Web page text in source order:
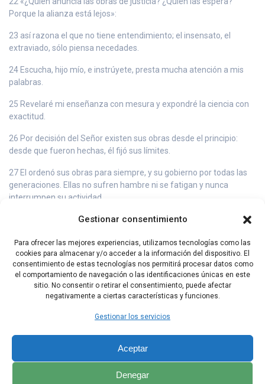
Gestionar consentimiento
Para ofrecer las mejores experiencias, utilizamos tecnologías como las
cookies para almacenar y/o acceder a la información del dispositivo. El
consentimiento de estas tecnologías nos permitirá procesar datos como
el comportamiento de navegación o las identificaciones únicas en este
sitio. No consentir o retirar el consentimiento, puede afectar
negativamente a ciertas características y funciones.
Gestionar los servicios
Aceptar
Denegar
Porque la alianza está lejos»:
23 así razona el que no tiene entendimiento; el insensato, el
extraviado, sólo piensa necedades.
24 Escucha, hijo mío, e instrúyete, presta mucha atención a mis
palabras.
25 Revelaré mi enseñanza con mesura y expondré la ciencia con
exactitud.
26 Por decisión del Señor existen sus obras desde el principio:
desde que fueron hechas, él fijó sus límites.
27 El ordenó sus obras para siempre, y su gobierno por todas las
generaciones. Ellas no sufren hambre ni se fatigan y nunca
interrumpen su actividad.
28 No se chocan unas contra otras y jamás desobedecen a su
29 Luego el Señor fijó sus ojos en la tierra y la colmó de sus bienes.
30 La cubrió con toda clase de vivientes y todos volverán a ella.
Capítulo Anterior Capítulo Siguiente